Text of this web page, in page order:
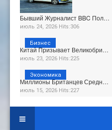
Бывший Журналист BBC Пол…
июль 24, 2026 Hits:306
Китай Призывает Великобри…
июль 23, 2026 Hits:225
Бизнес
Миллионы Британцев Средн…
июль 15, 2026 Hits:227
Экономика